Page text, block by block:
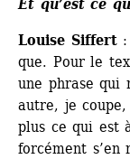
Et qu’est ce
Louise Siffert:
que. Pour le
une phrase qui
autre, je
plus ce qui est
forcément s’en